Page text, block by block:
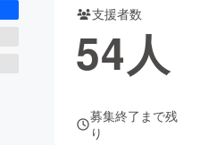
支援者数
54人
募集終了まで残
り